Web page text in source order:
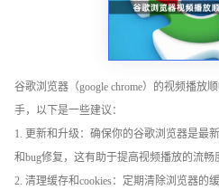
谷歌浏览器（google chrome）的视频播放
手，以下是一些建议：
1. 更新和升级：确保你的谷歌浏览器是最
和bug修复，这有助于提高视频播放的流畅
2. 清理缓存和cookies：定期清除浏览器的